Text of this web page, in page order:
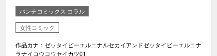
バンチコミックス コラル
女性コミック
作品カナ：ゼッタイビーエルニナルセカイアンドゼッタイビーエルニナ
ラナイコウコウセイカツ01